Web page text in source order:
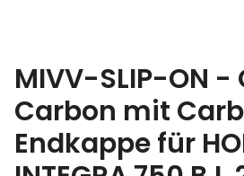
MIVV-SLIP-ON -
Carbon mit
Endkappe für